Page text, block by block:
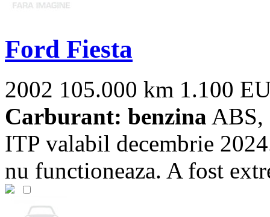
Ford Fiesta
2002 105.000 km 1.100
Carburant: benzina ABS,
ITP valabil decembrie
nu functioneaza. A fost